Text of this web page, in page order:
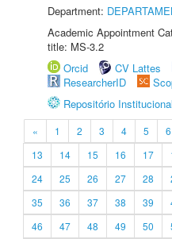
Department:
Academic Appointment
title: MS-3.2
Orcid
CV Lattes
ResearcherID
Repositório
« 1 2 3 4 5 6
13
14 15 16 17
24
25 26 27 28
35
36 37 38 39
46
47 48 49 50